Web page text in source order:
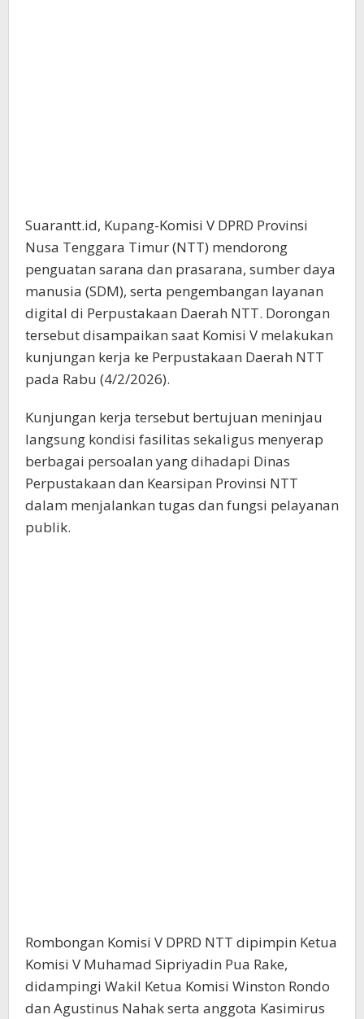
Suarantt.id, Kupang-Komisi V DPRD Provinsi
Nusa Tenggara Timur (NTT) mendorong
penguatan sarana dan prasarana, sumber daya
manusia (SDM), serta pengembangan layanan
digital di Perpustakaan Daerah NTT. Dorongan
tersebut disampaikan saat Komisi V melakukan
kunjungan kerja ke Perpustakaan Daerah NTT
pada Rabu (4/2/2026).
Kunjungan kerja tersebut bertujuan meninjau
langsung kondisi fasilitas sekaligus menyerap
berbagai persoalan yang dihadapi Dinas
Perpustakaan dan Kearsipan Provinsi NTT
dalam menjalankan tugas dan fungsi pelayanan
publik.
Rombongan Komisi V DPRD NTT dipimpin Ketua
Komisi V Muhamad Sipriyadin Pua Rake,
didampingi Wakil Ketua Komisi Winston Rondo
dan Agustinus Nahak serta anggota Kasimirus